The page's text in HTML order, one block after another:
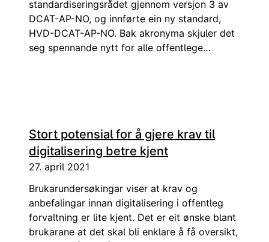
standardiseringsrådet gjennom versjon 3 av
DCAT-AP-NO, og innførte ein ny standard,
HVD-DCAT-AP-NO. Bak akronyma skjuler det
seg spennande nytt for alle offentlege
Stort potensial for å gjere krav til
digitalisering betre kjent
27. april 2021
Brukarundersøkingar viser at krav og
anbefalingar innan digitalisering i offentleg
forvaltning er lite kjent. Det er eit ønske blant
brukarane at det skal bli enklare å få oversikt,